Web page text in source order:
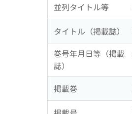
並列タイトル等
タイトル（掲載誌）
巻号年月日等（掲載
誌）
掲載巻